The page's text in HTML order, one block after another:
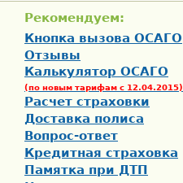
Рекомендуем:
Кнопка вызова ОСАГО
Отзывы
Калькулятор ОСАГО
(по новым тарифам с 12.04.2015)
Расчет страховки
Доставка полиса
Вопрос-ответ
Кредитная страховка
Памятка при ДТП